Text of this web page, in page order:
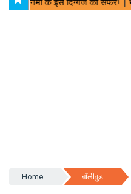
Home बॉलीवुड